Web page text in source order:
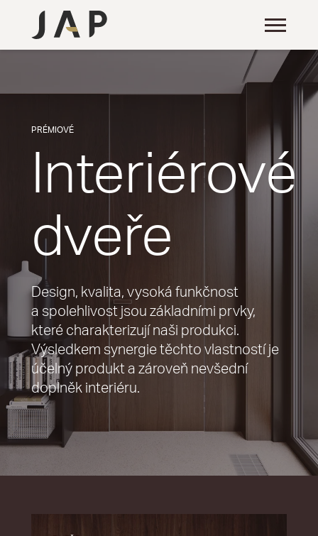
PRÉMIOVÉ
Interiérové
dveře
Design, kvalita, vysoká funkčnost
a spolehlivost jsou základními prvky,
které charakterizují naši produkci.
Výsledkem synergie těchto vlastností je
účelný produkt a zároveň nevšední
doplněk interiéru.